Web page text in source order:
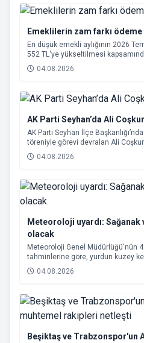
Emeklilerin zam farkı
En düşük emekli aylığının 2026
552 TL'ye yükseltilmesi
Ağustos 2026 tarihinde hesaplara
04.08.2026
AK Parti Seyhan’da Ali
AK Parti Seyhan İlçe
töreniyle görevi devralan Ali
Hizmet vurgusu yapan Coşkun,
metrekaresine sevdalı olmaktır”
04.08.2026
Meteoroloji uyardı:
olacak
Meteoroloji Genel Müdürlüğü'nün
tahminlerine göre, yurdun kuzey
bölgelerinde yer yer sağanak ve
bekleniyor.
04.08.2026
Beşiktaş ve Trabzonspor'un